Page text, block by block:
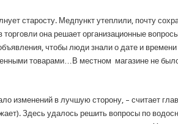
старосту. Медпункт утеплили, почту
она решает организационные
чтобы люди знали о дате и времени
товарами…В местном магазине не
изменений в лучшую сторону, – считает
Здесь удалось решить вопросы по